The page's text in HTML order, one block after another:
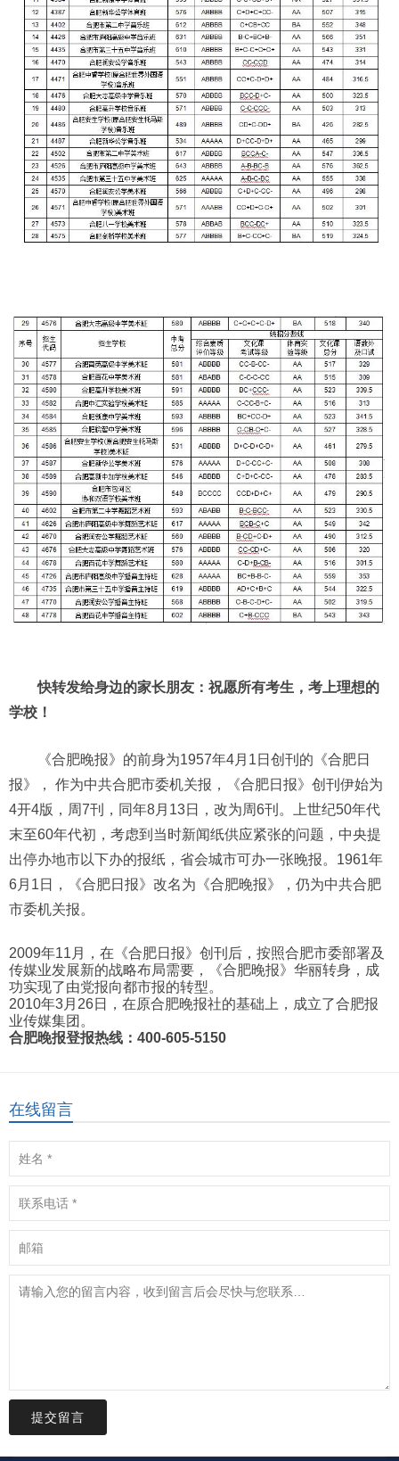
快转发给身边的家长朋友： 祝愿所有考生， 考上理想的
学校！
《合肥晚报》的前身为1957年4月1日创刊的《合肥日
报》， 作为中共合肥市委机关报，《合肥日报》创刊伊始为
4开4版，周7刊，同年8月13日，改为周6刊。上世纪50年代
末至60年代初，考虑到当时新闻纸供应紧张的问题，中央提
出停办地市以下办的报纸，省会城市可办一张晚报。1961年
6月1日，《合肥日报》改名为《合肥晚报》，仍为中共合肥
市委机关报。
2009年11月，在《合肥日报》创刊后，按照合肥市委部署及
传媒业发展新的战略布局需要，《合肥晚报》华丽转身，成
功实现了由党报向都市报的转型。
2010年3月26日，在原合肥晚报社的基础上，成立了合肥报
业传媒集团。
合肥晚报登报热线：400-605-5150
在线留言
提交留言